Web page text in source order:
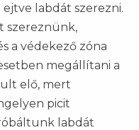
labdát szerezni.
szereznünk,
a védekező zóna
megállítani a
elő, mert
picit
labdát